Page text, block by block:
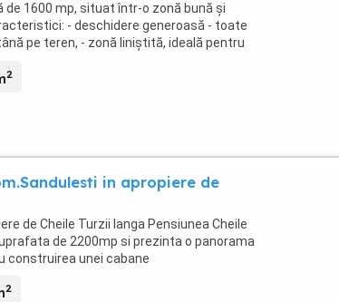
1600 mp, situat într-o zonă bună și
- deschidere generoasă - toate
pe teren, - zonă liniștită, ideală pentru
2
in apropiere de
de Cheile Turzii langa Pensiunea Cheile
de 2200mp si prezinta o panorama
construirea unei cabane
2